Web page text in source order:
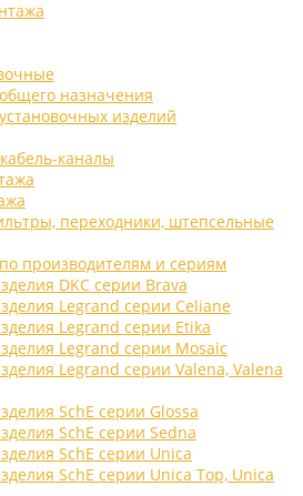
назначения
изделий
каналы
переходники, штепсельные
производителям и сериям
DKC серии Brava
Legrand серии Celiane
Legrand серии Etika
Legrand серии Mosaic
Legrand серии Valena, Valena
SchE серии Glossa
SchE серии Sedna
SchE серии Unica
SchE серии Unica Top, Unica